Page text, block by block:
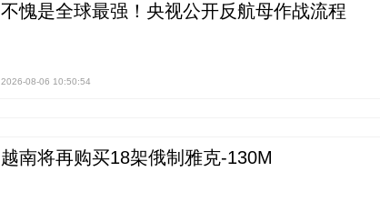
不愧是全球最强！央视公开反航母作战流程
2026-08-06 10:50:54
越南将再购买18架俄制雅克-130M